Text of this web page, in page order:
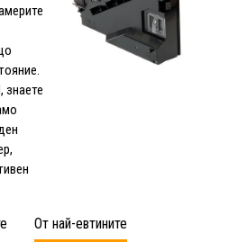
знаете
От най-евтините